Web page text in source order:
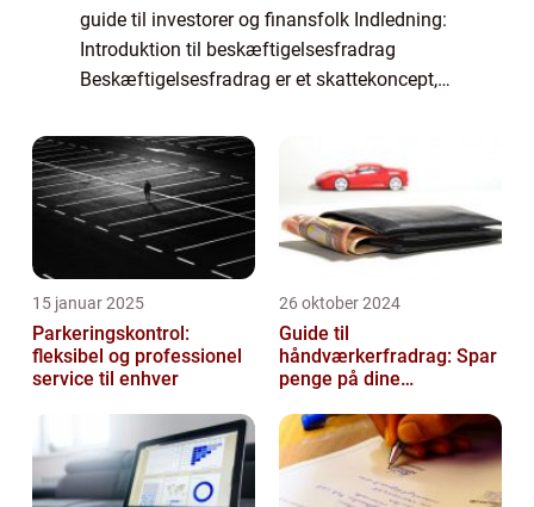
guide til investorer og finansfolk Indledning:
Introduktion til beskæftigelsesfradrag
Beskæftigelsesfradrag er et skattekoncept,
finansfolk. Det er en fradragsmulighed, s...
15 januar 2025
Parkeringskontrol:
fleksibel og professionel
service til enhver
26 oktober 2024
Guide til
håndværkerfradrag: Spar
penge på dine